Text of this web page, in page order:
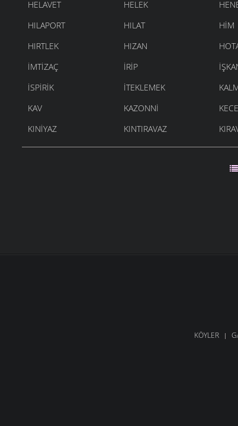
HELAVET
HELEK
HILAPORT
HILAT HIM
HIRTLEK
HIZAN
İMTIZAÇ
İRIP
İSPIRIK
İTEKLEMEK
KAV
KAZONNI
KINIYAZ
KINTIRAVAZ
KÖYLER